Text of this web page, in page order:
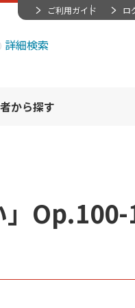
ご利用ガイド ロ
詳細検索
から探す
」